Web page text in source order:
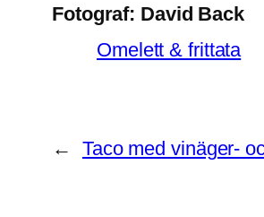
Fotograf: David Back
Omelett & frittata
← Taco med vinäger-